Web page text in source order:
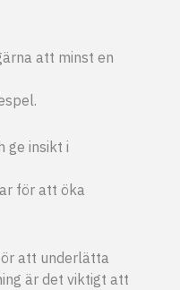
att minst en
ge insikt i
för att öka
att underlätta
är det viktigt att